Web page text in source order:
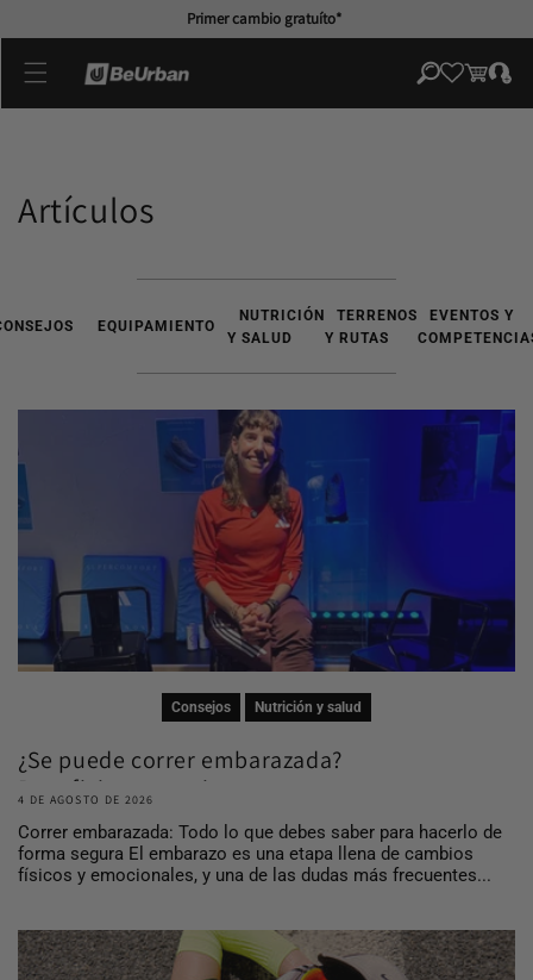
contenido
Primer cambio gratuíto*
Carrito
Iniciar
sesión
Artículos
EQUIPAMIENTO
NUTRICIÓN
Y SALUD
TERRENOS
Y RUTAS
EVENTOS Y
Consejos Nutrición y salud
¿Se puede correr embarazada?
Beneficios, consej...
4 DE AGOSTO DE 2026
Correr embarazada: Todo lo que debes saber para hacerlo de
forma segura El embarazo es una etapa llena de cambios
físicos y emocionales, y una de las dudas más frecuentes...